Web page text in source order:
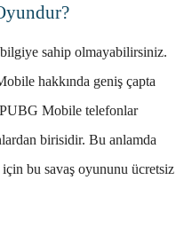
sahip olmayabilirsiniz.
hakkında geniş çapta
PUBG Mobile telefonlar
birisidir. Bu anlamda
bu savaş oyununu ücretsiz